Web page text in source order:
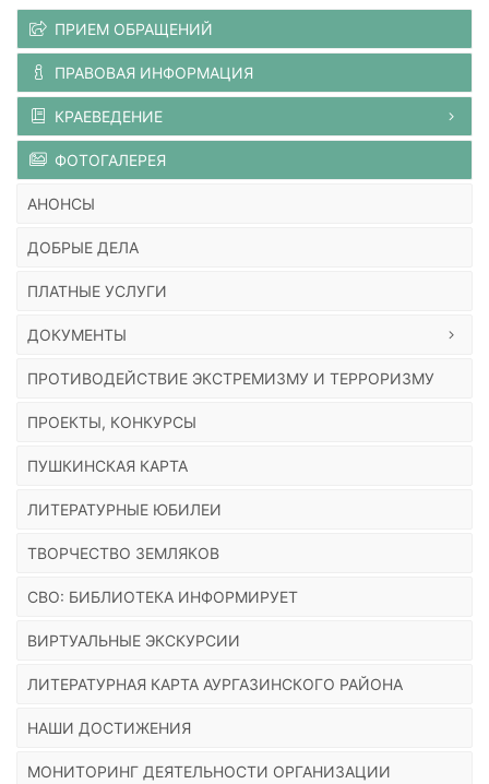
ПРИЕМ ОБРАЩЕНИЙ
ПРАВОВАЯ ИНФОРМАЦИЯ
КРАЕВЕДЕНИЕ
ФОТОГАЛЕРЕЯ
АНОНСЫ
ДОБРЫЕ ДЕЛА
ПЛАТНЫЕ УСЛУГИ
ДОКУМЕНТЫ
ПРОТИВОДЕЙСТВИЕ ЭКСТРЕМИЗМУ И ТЕРРОРИЗМУ
ПРОЕКТЫ, КОНКУРСЫ
ПУШКИНСКАЯ КАРТА
ЛИТЕРАТУРНЫЕ ЮБИЛЕИ
ТВОРЧЕСТВО ЗЕМЛЯКОВ
СВО: БИБЛИОТЕКА ИНФОРМИРУЕТ
ВИРТУАЛЬНЫЕ ЭКСКУРСИИ
ЛИТЕРАТУРНАЯ КАРТА АУРГАЗИНСКОГО РАЙОНА
НАШИ ДОСТИЖЕНИЯ
МОНИТОРИНГ ДЕЯТЕЛЬНОСТИ ОРГАНИЗАЦИИ